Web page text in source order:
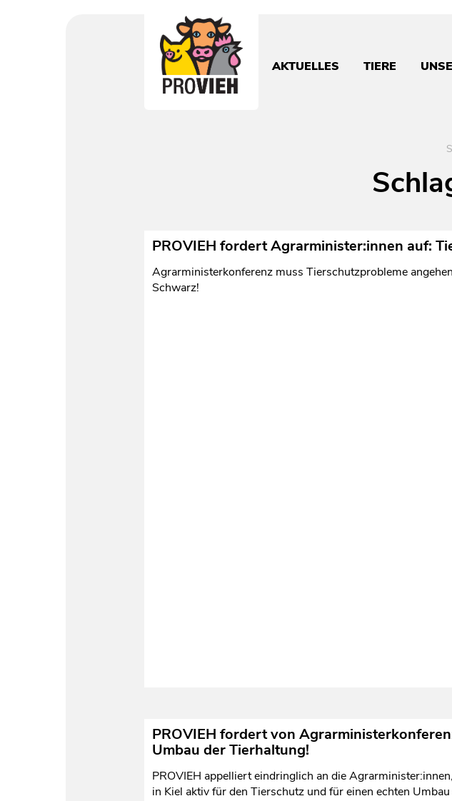
leben.AKTUELLES TIERE
PROVIEH fordert Agrarminister:innen auf:
Agrarministerkonferenz muss Tierschutzprobleme
Schwarz!
PROVIEH fordert von
Umbau der Tierhaltung!
PROVIEH appelliert eindringlich an die
in Kiel aktiv für den Tierschutz und für einen echten